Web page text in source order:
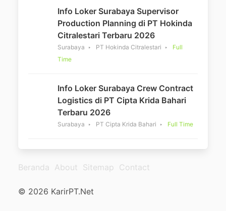
Info Loker Surabaya Supervisor
Production Planning di PT Hokinda
Citralestari Terbaru 2026
Surabaya PT Hokinda Citralestari
Full
Time
Info Loker Surabaya Crew Contract
Logistics di PT Cipta Krida Bahari
Terbaru 2026
Surabaya PT Cipta Krida Bahari Full Time
Beranda About Sitemap Contact
© 2026 KarirPT.Net